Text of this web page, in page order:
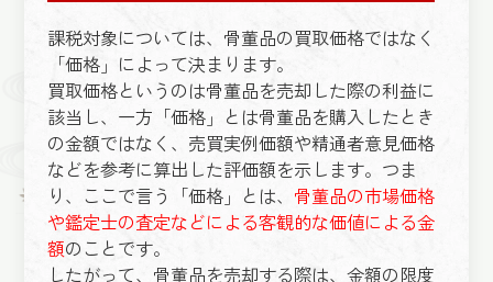
課税対象については、骨董品の買取価格ではなく
「価格」によって決まります。
買取価格というのは骨董品を売却した際の利益に
該当し、一方「価格」とは骨董品を購入したとき
の金額ではなく、売買実例価額や精通者意見価格
などを参考に算出した評価額を示します。つま
り、ここで言う「価格」とは、 骨董品の市場価格
や鑑定士の査定などによる客観的な価値による金
額のことです。
したがって、骨董品を売却する際は、金額の限度